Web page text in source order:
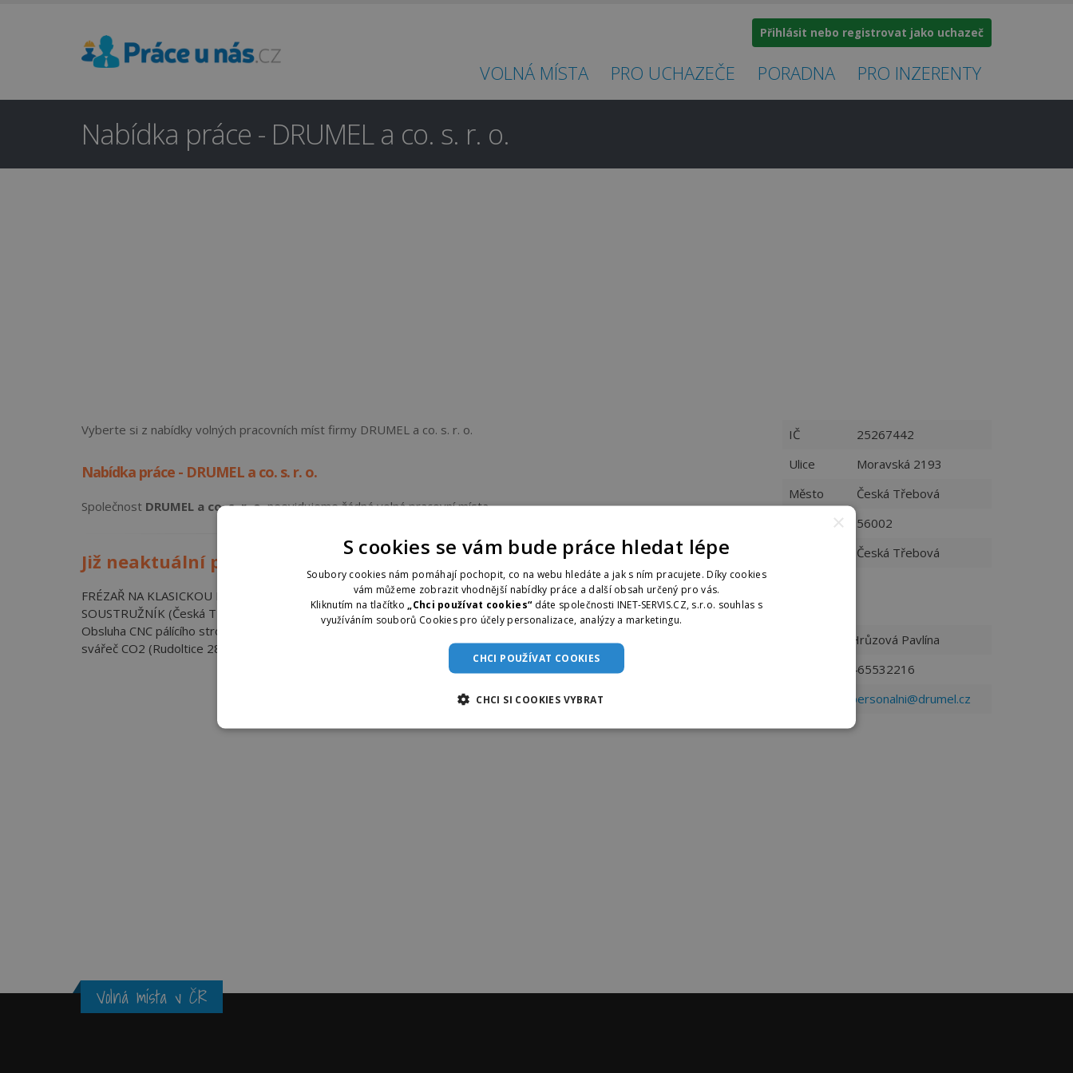
Přihlásit nebo registrovat jako uchazeč
VOLNÁ MÍSTA PRO UCHAZEČE PORADNA PRO INZERENTY
Nabídka práce - DRUMEL a co. s. r. o.
Vyberte si z nabídky volných pracovních míst firmy DRUMEL a co. s. r. o.
Nabídka práce - DRUMEL a co. s. r. o.
Společnost DRUMEL a co. s. r. o.neevidujeme žádná volná pracovní místa .
Již neaktuální pracovní místa
FRÉZAŘ NA KLASICKOU FRÉZU (Česká Třebová)
SOUSTRUŽNÍK (Česká Třebová)
Obsluha CNC pálícího stroje-laser (Rudoltice 289)
svářeč CO2 (Rudoltice 289)
IČ
25267442
Ulice
Moravská 2193
Město
Česká Třebová
56002
Česká Třebová
Hrůzová Pavlína
465532216
personalni@drumel.cz
Volná místa v ČR
×
S cookies se vám bude práce hledat lépe
Soubory cookies nám pomáhají pochopit, co na webu hledáte a jak s ním pracujete. Díky cookies
vám můžeme zobrazit vhodnější nabídky práce a další obsah určený pro vás.
Kliknutím na tlačítko
„Chci používat cookies“ dáte společnosti INET-SERVIS.CZ, s.r.o. souhlas s
využíváním souborů Cookies pro účely personalizace, analýzy a marketingu.
CHCI POUŽÍVAT COOKIES
CHCI SI COOKIES VYBRAT